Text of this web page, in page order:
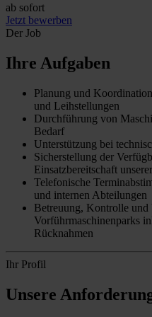
ab sofort
Jetzt bewerben
Der Job
Ihre Aufgaben
Planung und
und Leihstellungen
Durchführung von
Bedarf
Unterstützung bei
Sicherstellung der
Einsatzbereitschaft
Telefonische
und internen Abteilungen
Betreuung, Kontrolle und
Vorführmaschinenparks
Rücknahmen
Ihr Profil
Unsere